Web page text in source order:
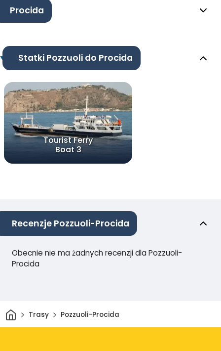
Procida
Statki Pozzuoli do Procida
Tourist Ferry
Boat 3
Recenzje Pozzuoli-Procida
Obecnie nie ma żadnych recenzji dla Pozzuoli-
Procida
DomTrasy Pozzuoli-Procida